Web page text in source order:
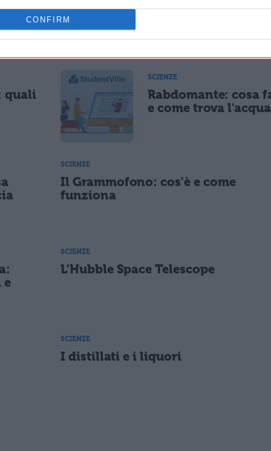
CONFIRM
quali
SCIENZE
Rabdomante: cosa
e come trova l'acqua
SCIENZE
Il Grammofono: cos'è e come
funziona
e
SCIENZE
L'Hubble Space Telescope
SCIENZE
I distillati e i liquori